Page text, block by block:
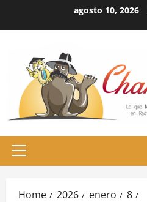
agosto 10, 2026
Primary
Home 2026 enero
8